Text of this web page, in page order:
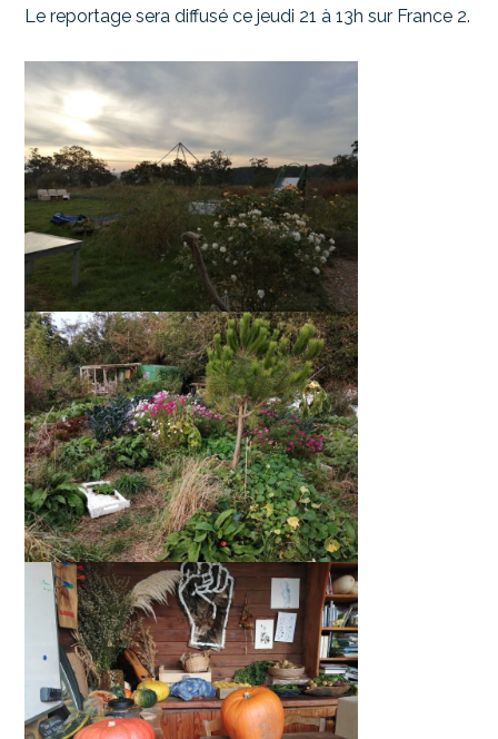
Le reportage sera diffusé ce jeudi 21 à 13h sur France 2.